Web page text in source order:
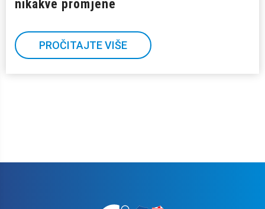
nikakve promjene
PROČITAJTE VIŠE